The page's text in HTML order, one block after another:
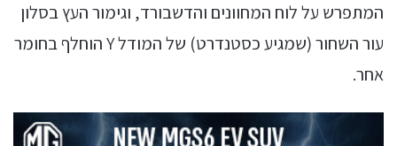
המתפרש על לוח המחוונים והדשבורד, וגימור העץ בסלון
עור השחור (שמגיע כסטנדרט) של המודל Y הוחלף בחומר
אחר.